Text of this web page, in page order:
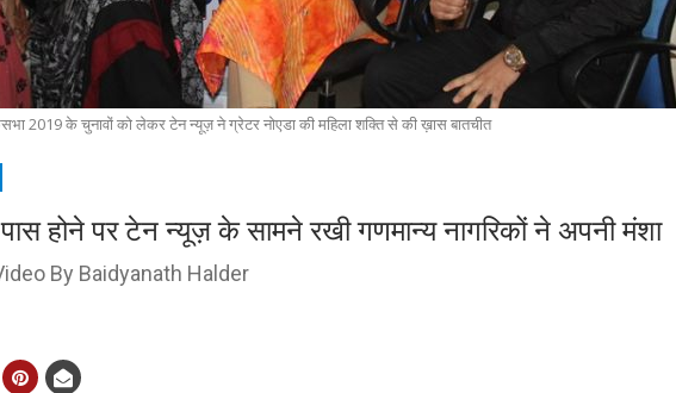
2019 के चुनावों को लेकर टेन न्यूज़ ने ग्रेटर नोएडा की महिला शक्ति से की ख़ास बातचीत
होने पर टेन न्यूज़ के सामने रखी गणमान्य नागरिकों ने अपनी मंशा
By Baidyanath Halder